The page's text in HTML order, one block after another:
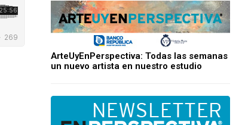
ArteUyEnPerspectiva: Todas las semanas
un nuevo artista en nuestro estudio